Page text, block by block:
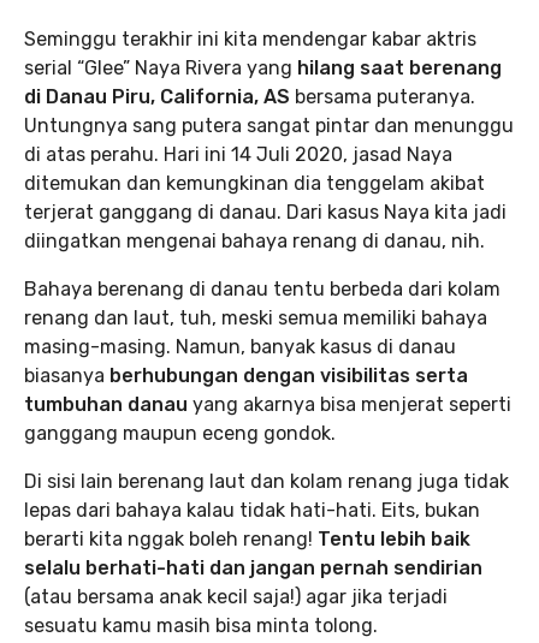
Seminggu terakhir ini kita mendengar kabar aktris
serial “Glee” Naya Rivera yang hilang saat berenang
di Danau Piru, California, AS bersama puteranya.
Untungnya sang putera sangat pintar dan menunggu
di atas perahu. Hari ini 14 Juli 2020, jasad Naya
ditemukan dan kemungkinan dia tenggelam akibat
terjerat ganggang di danau. Dari kasus Naya kita jadi
diingatkan mengenai bahaya renang di danau, nih.
Bahaya berenang di danau tentu berbeda dari kolam
renang dan laut, tuh, meski semua memiliki bahaya
masing-masing. Namun, banyak kasus di danau
biasanya berhubungan dengan visibilitas serta
tumbuhan danau yang akarnya bisa menjerat seperti
ganggang maupun eceng gondok.
Di sisi lain berenang laut dan kolam renang juga tidak
lepas dari bahaya kalau tidak hati-hati. Eits, bukan
berarti kita nggak boleh renang! Tentu lebih baik
selalu berhati-hati dan jangan pernah sendirian
(atau bersama anak kecil saja!) agar jika terjadi
sesuatu kamu masih bisa minta tolong.